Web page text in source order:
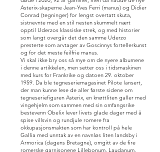
Asterix-skaperne Jean-Yves Ferri (manus) og Didier
Conrad (tegninger) for lengst overtatt skuta,
sistnevnte med en stil nesten skummelt nært
opptil Uderzos klassiske strek, og med historier
som langt overgår det den samme Uderzo
presterte som arvtager av Goscinnys fortellerkunst
og for det meste feilfrie manus.
Vi skal ikke bry oss så mye om de nyere albumene
i denne artikkelen, men setter oss i tidsmaskinen
med kurs for Frankrike og datoen 29. oktober
1959. Da ble tegneseriemagasinet Pilote lansert,
der man kunne lese de aller første sidene om
tegneseriefiguren Asterix, en knøttliten galler med
vingehjelm som sammen med sin omfangsrike
bestevenn Obelix lever livets glade dager med å
spise villsvin og rundjule romere fra
okkupasjonsmakten som har kontroll på hele
Gallia med unntak av en navnløs liten landsby i
Armorica (dagens Bretagne), omgitt av de fire
romerske garnisonene Lillebonum, Laudanum,